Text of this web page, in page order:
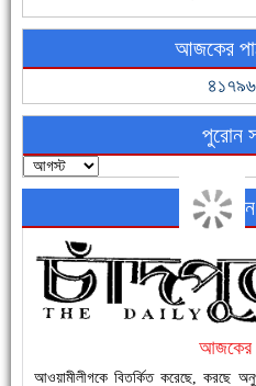
ফরিদগঞ্জের ভূমিহীন ২০ পরিবার আজ নিজের
নতুনবাজার ফাঁড়ি পুলিশের অভিযানে ৪০ পিচ
আজকের
পুরোন
আজকের
আওয়ামীলীগকে বিতর্কিত করেছে, করছে